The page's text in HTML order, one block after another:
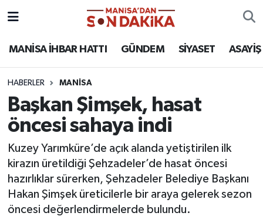
MANİSA İHBAR HATTI GÜNDEM SİYASET ASAYİŞ
HABERLER MANİSA
Başkan Şimşek, hasat
öncesi sahaya indi
Kuzey Yarımküre’de açık alanda yetiştirilen ilk
kirazın üretildiği Şehzadeler’de hasat öncesi
hazırlıklar sürerken, Şehzadeler Belediye Başkanı
Hakan Şimşek üreticilerle bir araya gelerek sezon
öncesi değerlendirmelerde bulundu.
ASAYİŞ
KÜLTÜR-SANAT
MAGAZİN
MANİSA'DA TRAFİK
SİYASET
Hava Durumu
Puan Durumu ve Fikstür
Tüm Manşetler
Son Dakika Haberleri
Haber Arşivi